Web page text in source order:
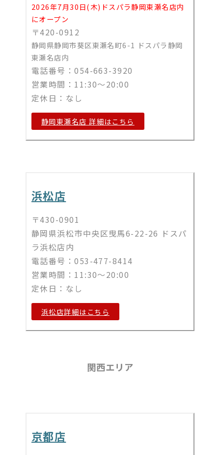
2026年7月30日(木)ドスパラ静岡東瀬名店内
にオープン
〒420-0912
静岡県静岡市葵区東瀬名町6-1 ドスパラ静岡
東瀬名店内
電話番号：054-663-3920
営業時間：11:30～20:00
定休日：なし
静岡東瀬名店 詳細はこちら
浜松店
〒430-0901
静岡県浜松市中央区曳馬6-22-26 ドスパ
ラ浜松店内
電話番号：053-477-8414
営業時間：11:30～20:00
定休日：なし
浜松店詳細はこちら
関西エリア
京都店